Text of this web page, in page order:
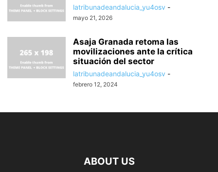
latribunadeandalucia_yu4osv -
mayo 21, 2026
Asaja Granada retoma las
movilizaciones ante la crítica
situación del sector
latribunadeandalucia_yu4osv -
febrero 12, 2024
ABOUT US